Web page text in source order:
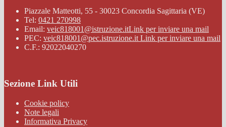
Piazzale Matteotti, 55 - 30023 Concordia Sagittaria (VE)
Tel: 0421 270998
Email: veic818001@istruzione.itLink per inviare una mail
PEC: veic818001@pec.istruzione.it Link per inviare una mail
C.F.: 92022040270
Sezione Link Utili
Cookie policy
Note legali
Informativa Privacy